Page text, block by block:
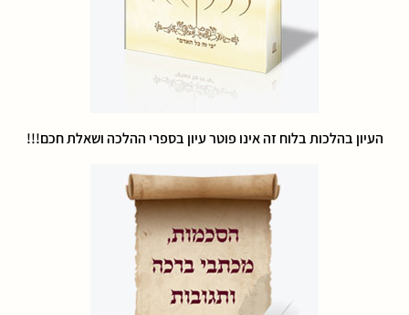
העיון בהלכות בלוח זה אינו פוטר עיון בספרי ההלכה ושאלת חכם!!!